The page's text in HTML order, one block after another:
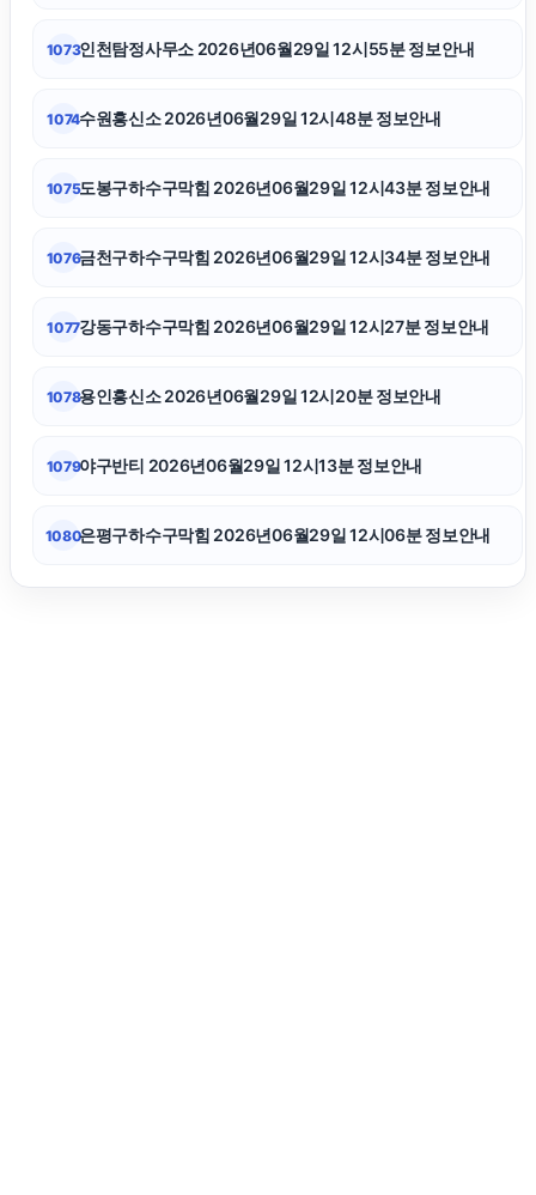
서대문하수구막힘
양천구하수구막힘
용인음주운전변호사
1073인천탐정사무소 2026년06월29일 12시55분 정보안내
1074수원흥신소 2026년06월29일 12시48분 정보안내
1075도봉구하수구막힘 2026년06월29일 12시43분 정보안내
1076금천구하수구막힘 2026년06월29일 12시34분 정보안내
1077강동구하수구막힘 2026년06월29일 12시27분 정보안내
1078용인흥신소 2026년06월29일 12시20분 정보안내
1079야구반티 2026년06월29일 12시13분 정보안내
1080은평구하수구막힘 2026년06월29일 12시06분 정보안내